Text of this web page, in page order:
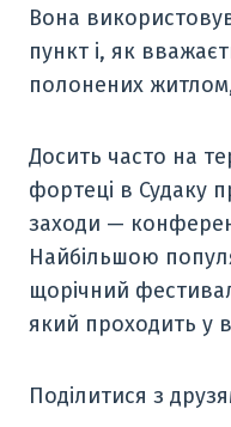
Вона
пункт і, як
полонених
Досить часто на
фортеці в Судаку
заходи —
Найбільшою
щорічний
який проходить у
Поділитися з